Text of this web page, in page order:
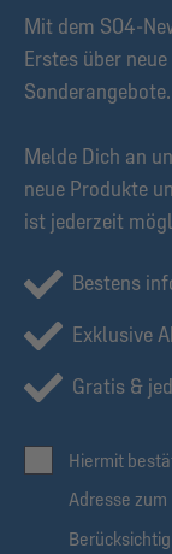
Mit dem S04-
Erstes über
Sonderangebote.
Melde Dich an
neue Produkte
ist jederzeit
Bestens
Exklusive
Gratis &
Hiermit
Adresse